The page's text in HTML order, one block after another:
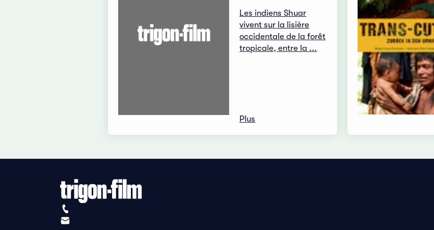
Les indiens Shuar
vivent sur la lisière
occidentale de la forêt
tropicale, entre la ...
Plus